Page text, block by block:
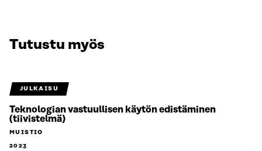
Tutustu myös
JULKAISU
Teknologian vastuullisen käytön edistäminen
(tiivistelmä)
MUISTIO
2023